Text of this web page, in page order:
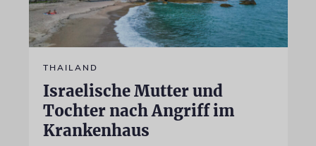
THAILAND
Israelische Mutter und
Tochter nach Angriff im
Krankenhaus